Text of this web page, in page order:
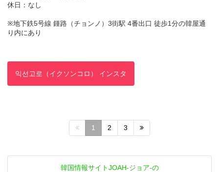
休日：なし
※地下鉄5号線 鍾路（チョンノ）3街駅 4番出口 徒歩1分の韓屋通
り内にあり
익선고로（イクソンコロ） インスタ
1 2 3
韓国情報サイトJOAH-ジョア-の